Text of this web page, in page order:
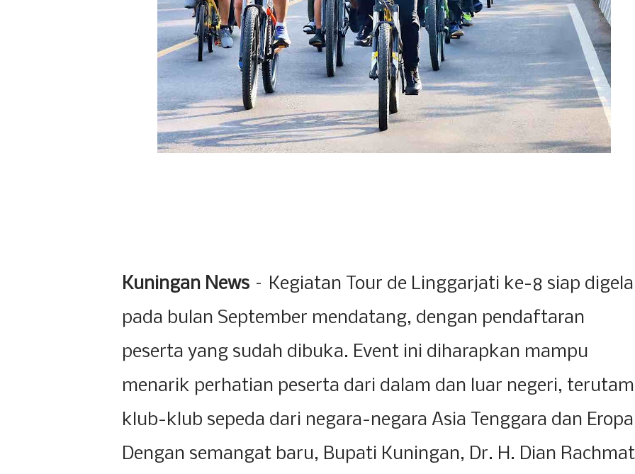
Kuningan News – Kegiatan Tour de Linggarjati ke-8 siap
pada bulan September mendatang, dengan pendaftaran
peserta yang sudah dibuka. Event ini diharapkan mampu
menarik perhatian peserta dari dalam dan luar negeri,
klub-klub sepeda dari negara-negara Asia Tenggara dan
Dengan semangat baru, Bupati Kuningan, Dr. H. Dian Rachmat